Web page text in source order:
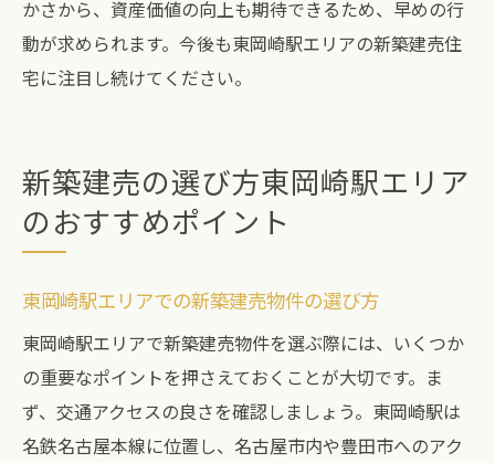
かさから、資産価値の向上も期待できるため、早めの行
動が求められます。今後も東岡崎駅エリアの新築建売住
宅に注目し続けてください。
新築建売の選び方東岡崎駅エリア
のおすすめポイント
東岡崎駅エリアでの新築建売物件の選び方
東岡崎駅エリアで新築建売物件を選ぶ際には、いくつか
の重要なポイントを押さえておくことが大切です。ま
ず、交通アクセスの良さを確認しましょう。東岡崎駅は
名鉄名古屋本線に位置し、名古屋市内や豊田市へのアク